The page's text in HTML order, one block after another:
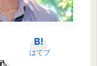
はてブ